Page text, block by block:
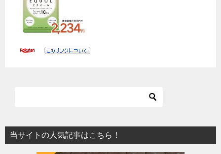
当サイトの人気記事はこちら！